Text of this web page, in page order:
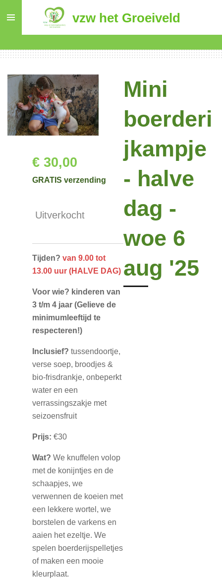
de
vzw het Groeiveld
Mini
boerderi
jkampje
- halve
dag -
woe 6
aug '25
€ 30,00
GRATIS verzending
Uitverkocht
Tijden? van 9.00 tot
13.00 uur (HALVE DAG)
Voor wie? kinderen van
3 t/m 4 jaar (Gelieve de
minimumleeftijd te
respecteren!)
Inclusief? tussendoortje,
verse soep, broodjes &
bio-frisdrankje, onbeperkt
water en een
verrassingszakje met
seizoensfruit
Prijs: €30
Wat? We knuffelen volop
met de konijntjes en de
schaapjes, we
verwennen de koeien met
een lekkere wortel, we
borstelen de varkens en
aaien het ezeltje. We
spelen boerderijspelletjes
of maken een mooie
kleurplaat.